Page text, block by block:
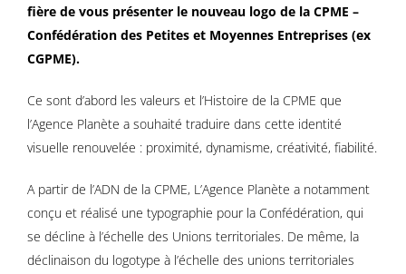
fière de vous présenter le nouveau logo de la CPME –
Confédération des Petites et Moyennes Entreprises (ex
CGPME).
Ce sont d’abord les valeurs et l’Histoire de la CPME que
l’Agence Planète a souhaité traduire dans cette identité
visuelle renouvelée : proximité, dynamisme, créativité, fiabilité.
A partir de l’ADN de la CPME, L’Agence Planète a notamment
conçu et réalisé une typographie pour la Confédération, qui
se décline à l’échelle des Unions territoriales. De même, la
déclinaison du logotype à l’échelle des unions territoriales